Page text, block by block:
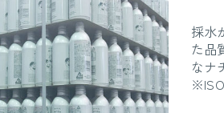
採水
た品
なナ